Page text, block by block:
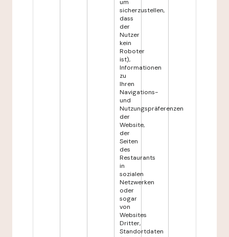
um
sicherzustellen,
dass
der
Nutzer
kein
Roboter
ist),
Informationen
zu
Ihren
Navigations-
und
Nutzungspräferenzen
der
Website,
der
Seiten
des
Restaurants
in
sozialen
Netzwerken
oder
sogar
von
Websites
Dritter,
Standortdaten